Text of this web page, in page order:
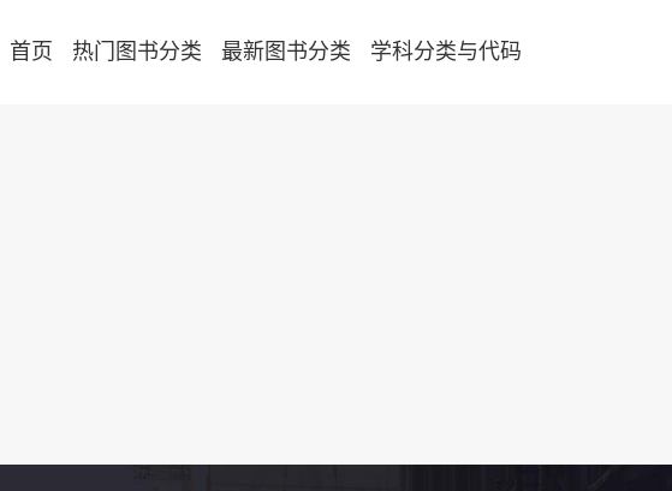
首页 热门图书分类 最新图书分类 学科分类与代码